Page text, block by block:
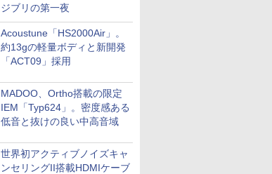
ジブリの第一夜
Acoustune「HS2000Air」。
約13gの軽量ボディと新開発
「ACT09」採用
MADOO、Ortho搭載の限定
IEM「Typ624」。密度感ある
低音と抜けの良い中高音域
世界初アクティブノイズキャ
ンセリングII搭載HDMIケーブ